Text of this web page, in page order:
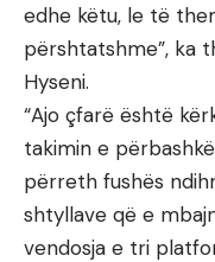
edhe këtu, le të
përshtatshme”, ka
Hyseni.
“Ajo çfarë është
takimin e
përreth fushës
shtyllave që e
vendosja e tri